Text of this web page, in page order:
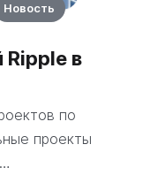
Ripple в
по
проекты
Новость